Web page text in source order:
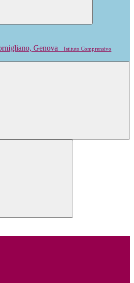
Istituto Comprensivo